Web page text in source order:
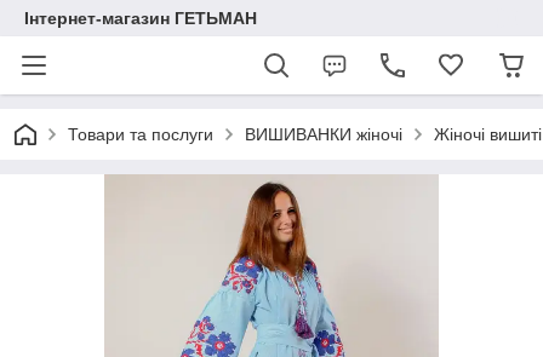
Інтернет-магазин ГЕТЬМАН
Товари та послуги ВИШИВАНКИ жіночі Жіночі